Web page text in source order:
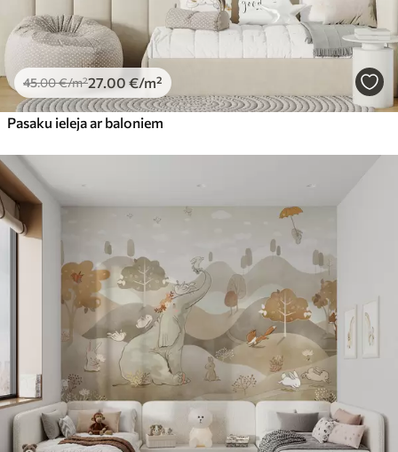
45.00€/m²27 .00 €/m²
Pasaku ieleja ar baloniem